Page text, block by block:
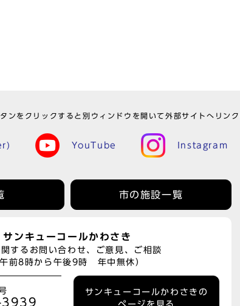
ンをクリックすると別ウィンドウを開いて外部サイトへリンク
YouTube Instagram
市の施設一覧
サンキューコールかわさき
するお問い合わせ、ご意見、ご相談
午前8時から午後9時 年中無休）
サンキューコールかわさきの
ページを見る